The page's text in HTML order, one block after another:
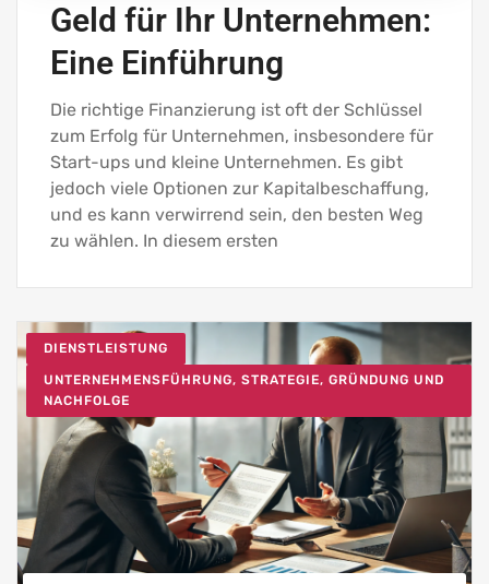
Geld für Ihr Unternehmen:
Eine Einführung
Die richtige Finanzierung ist oft der Schlüssel
zum Erfolg für Unternehmen, insbesondere für
Start-ups und kleine Unternehmen. Es gibt
jedoch viele Optionen zur Kapitalbeschaffung,
und es kann verwirrend sein, den besten Weg
zu wählen. In diesem ersten
DIENSTLEISTUNG
UNTERNEHMENSFÜHRUNG, STRATEGIE, GRÜNDUNG UND
NACHFOLGE